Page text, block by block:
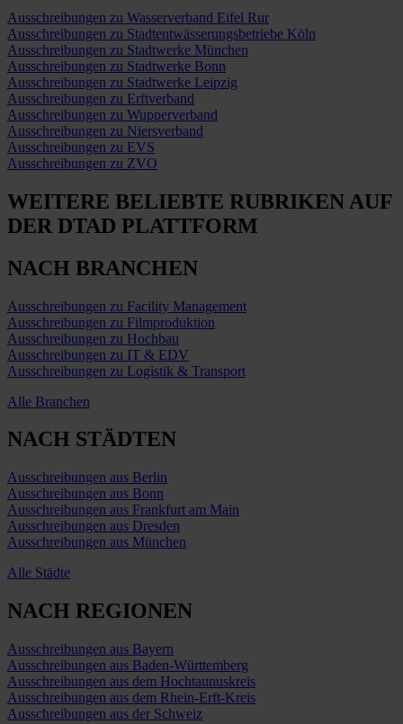
Ausschreibungen zu Wasserverband Eifel Rur
Ausschreibungen zu Stadtentwässerungsbetriebe Köln
Ausschreibungen zu Stadtwerke München
Ausschreibungen zu Stadtwerke Bonn
Ausschreibungen zu Stadtwerke Leipzig
Ausschreibungen zu Erftverband
Ausschreibungen zu Wupperverband
Ausschreibungen zu Niersverband
Ausschreibungen zu EVS
Ausschreibungen zu ZVO
WEITERE BELIEBTE RUBRIKEN AUF
DER DTAD PLATTFORM
NACH BRANCHEN
Ausschreibungen zu Facility Management
Ausschreibungen zu Filmproduktion
Ausschreibungen zu Hochbau
Ausschreibungen zu IT & EDV
Ausschreibungen zu Logistik & Transport
Alle Branchen
NACH STÄDTEN
Ausschreibungen aus Berlin
Ausschreibungen aus Bonn
Ausschreibungen aus Frankfurt am Main
Ausschreibungen aus Dresden
Ausschreibungen aus München
Alle Städte
NACH REGIONEN
Ausschreibungen aus Bayern
Ausschreibungen aus Baden-Württemberg
Ausschreibungen aus dem Hochtaunuskreis
Ausschreibungen aus dem Rhein-Erft-Kreis
Ausschreibungen aus der Schweiz